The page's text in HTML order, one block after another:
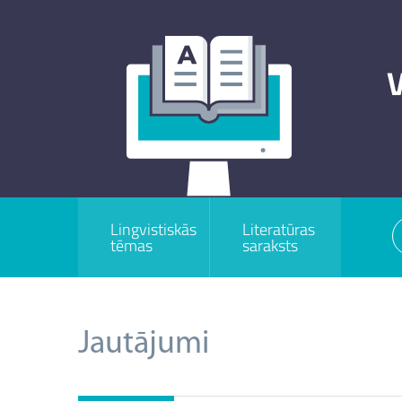
Lingvistiskās
tēmas
Literatūras
saraksts
Jautājumi